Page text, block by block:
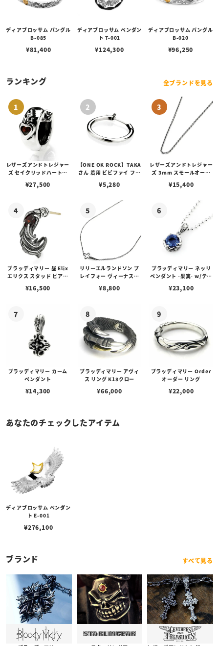
ディアブロッサム バングル
B-085
¥81,400
ディアブロッサム ペンダン
ト T-001
¥124,300
ディアブロッサム バングル
B-020
¥96,250
ランキング 全ブランドを見る
レザーズアンドトレジャー
ズ セイクリッドハートピ
¥27,500
【ONE OK ROCK】TAKA
さん 着用 ビビファイ フー
¥5,280
レザーズアンドトレジャー
ズ 3mm スモールオーバ
ブスタークラスプ＆LTロ
¥15,400
ブラッディマリー 昼 Elix
エリクス スタッド ピアス
¥16,500
リリーエルランドソン プ
レイフォー ヴィーナスチ
¥8,800
ブラッディマリー ネッリ
ペンダント -果実- w/ティ
¥23,100
ブラッディマリー カーム
ペンダント
¥14,300
ブラッディマリー アヴィ
ス リング K18クロー
¥66,000
ブラッディマリー Order
オーダー リング
¥22,000
あなたのチェックしたアイテム
ディアブロッサム ペンダン
ト E-001
¥276,100
ブランド すべて見る